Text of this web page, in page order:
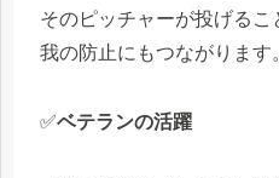
そのピッチャーが投げる
我の防止にもつながります
✅ベテランの活躍